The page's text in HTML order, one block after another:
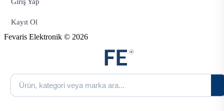
Kayıt Ol
Fevaris Elektronik © 2026